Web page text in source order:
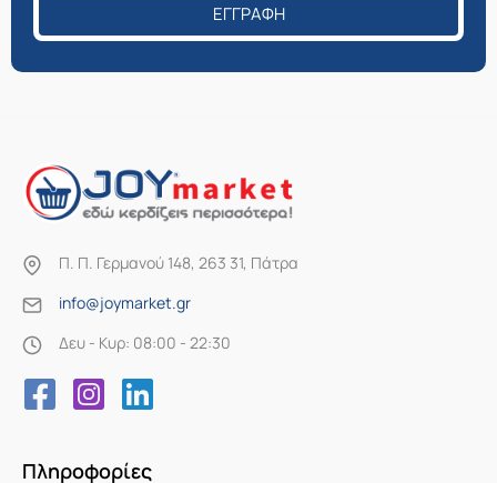
ΕΓΓΡΑΦΉ
Π. Π. Γερμανού 148, 263 31, Πάτρα
info@joymarket.gr
Δευ - Κυρ: 08:00 - 22:30
Πληροφορίες